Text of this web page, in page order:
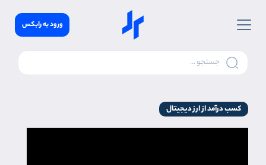
ورود به رابکس
کسب درآمد از ارز دیجیتال